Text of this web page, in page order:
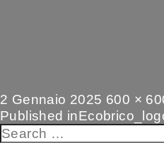
Posted
on
2 Gennaio 2025 Full
size
600 ×
Navigazione
articoli
Published in
Search